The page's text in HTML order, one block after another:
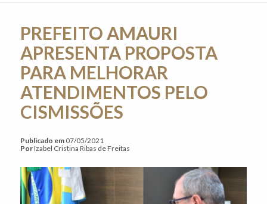
PREFEITO AMAURI
APRESENTA PROPOSTA
PARA MELHORAR
ATENDIMENTOS PELO
CISMISSÕES
Publicado em07/05/2021
PorIzabel Cristina Ribas de Freitas